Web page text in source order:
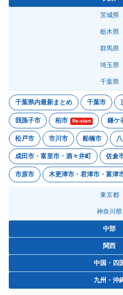
茨城県
栃木県
群馬県
埼玉県
千葉県
千葉県内最新まとめ 千葉市
我孫子市 柏市 Re-start 鎌ケ
松戸市 市川市 船橋市
成田市・富里市・酒々井町 佐倉
市原市 木更津市・君津市・富津
東京都
神奈川県
中部
関西
中国・四
九州・沖